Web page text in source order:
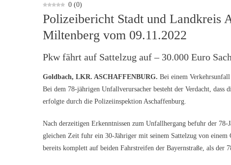
0 (0)
Polizeibericht Stadt und Landkreis
Miltenberg vom 09.11.2022
Pkw fährt auf Sattelzug auf – 30.000 Euro
Goldbach, LKR. ASCHAFFENBURG. Bei einem
Bei dem 78-jährigen Unfallverursacher besteht der Verdacht,
erfolgte durch die Polizeiinspektion Aschaffenburg.
Nach derzeitigen Erkenntnissen zum Unfallhergang befuhr der
gleichen Zeit fuhr ein 30-Jähriger mit seinem Sattelzug von
bereits komplett auf beiden Fahrstreifen der Bayernstraße, als der